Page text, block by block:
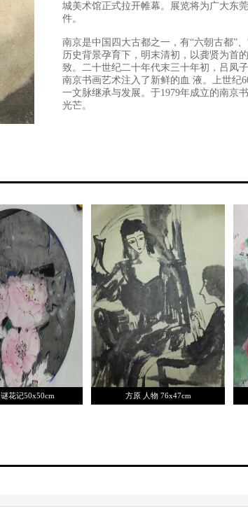
城美术馆正式拉开帷幕。展览将为广大东
件。
南京是中国四大古都之一，有“六朝古都”
历史背景孕育下，明末清初，以龚贤为首
致。二十世纪二十年代末三十年初，吕凤
南京书画艺术注入了新鲜的血 液。上世纪
一文脉继承与发展。于1979年成立的南京
光芒。
花记50x50cm 方原 人物 76x47cm